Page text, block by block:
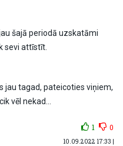
šajā periodā uzskatāmi
sevi attīstīt.
jau tagad, pateicoties viņiem,
vēl nekad...
1 0
10.09.2022 17:33 |